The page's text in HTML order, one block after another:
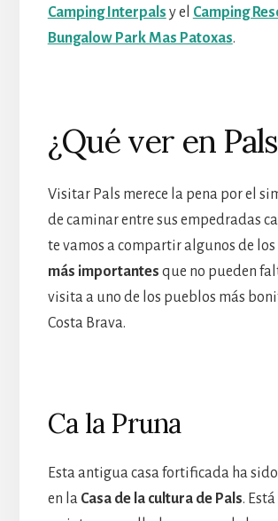
Camping Interpals y el Camping
Bungalow Park Mas Patoxas.
¿Qué ver en
Visitar Pals merece la pena por el
de caminar entre sus empedradas
te vamos a compartir algunos de los
más importantes que no pueden
visita a uno de los pueblos más
Costa Brava.
Ca la Pruna
Esta antigua casa fortificada ha
en la Casa de la cultura de Pals.